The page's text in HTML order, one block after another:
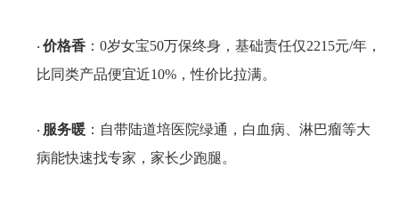
· 价格香： 0岁女宝50万保终身，基础责任仅2215元/年，
比同类产品便宜近10%，性价比拉满。
· 服务暖：自带陆道培医院绿通，白血病、淋巴瘤等大
病能快速找专家，家长少跑腿。